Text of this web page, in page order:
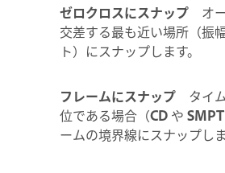
ゼロクロスにスナップ
オ
交差する最も近い場所（振
ト）にスナップします。
フレームにスナップ
タイ
位である場合（CD や
ームの境界線にスナップしま